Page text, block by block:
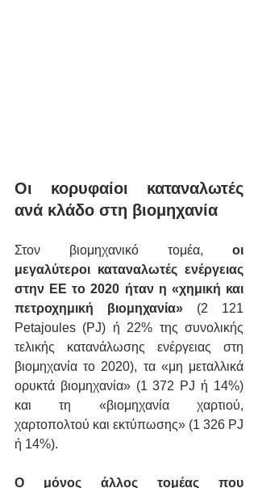
Οι κορυφαίοι καταναλωτές
ανά κλάδο στη βιομηχανία
Στον βιομηχανικό τομέα, οι
μεγαλύτεροι καταναλωτές ενέργειας
στην ΕΕ το 2020 ήταν η «χημική και
πετροχημική βιομηχανία» (2 121
Petajoules (PJ) ή 22% της συνολικής
τελικής κατανάλωσης ενέργειας στη
βιομηχανία το 2020), τα «μη μεταλλικά
ορυκτά βιομηχανία» (1 372 PJ ή 14%)
και τη «βιομηχανία χαρτιού,
χαρτοπολτού και εκτύπωσης» (1 326 PJ
ή 14%).
Ο μόνος άλλος τομέας που